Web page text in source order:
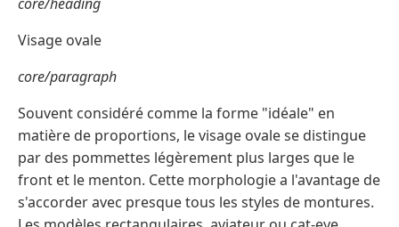
Visage ovale
core/paragraph
Souvent considéré comme la forme "idéale" en
matière de proportions, le visage ovale se distingue
par des pommettes légèrement plus larges que le
front et le menton. Cette morphologie a l'avantage de
s'accorder avec presque tous les styles de montures.